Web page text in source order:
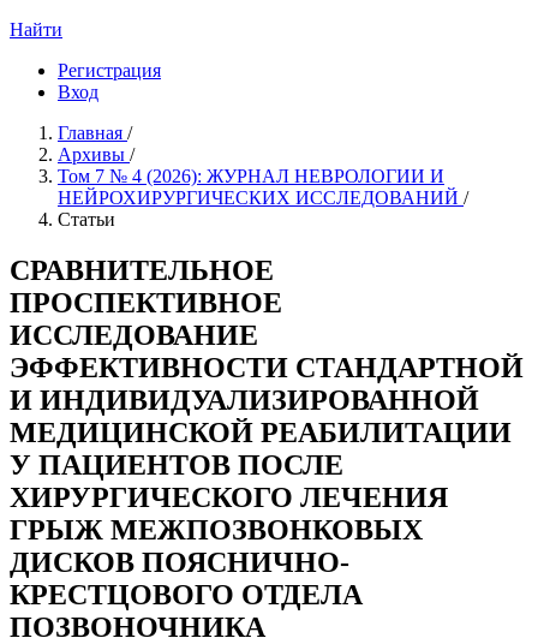
Найти
Регистрация
Вход
Главная /
Архивы /
Том 7 № 4 (2026): ЖУРНАЛ НЕВРОЛОГИИ И
НЕЙРОХИРУРГИЧЕСКИХ ИССЛЕДОВАНИЙ /
Статьи
СРАВНИТЕЛЬНОЕ
ПРОСПЕКТИВНОЕ
ИССЛЕДОВАНИЕ
ЭФФЕКТИВНОСТИ СТАНДАРТНОЙ
И ИНДИВИДУАЛИЗИРОВАННОЙ
МЕДИЦИНСКОЙ РЕАБИЛИТАЦИИ
У ПАЦИЕНТОВ ПОСЛЕ
ХИРУРГИЧЕСКОГО ЛЕЧЕНИЯ
ГРЫЖ МЕЖПОЗВОНКОВЫХ
ДИСКОВ ПОЯСНИЧНО-
КРЕСТЦОВОГО ОТДЕЛА
ПОЗВОНОЧНИКА